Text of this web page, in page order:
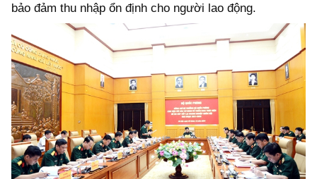
bảo đảm thu nhập ổn định cho người lao động.